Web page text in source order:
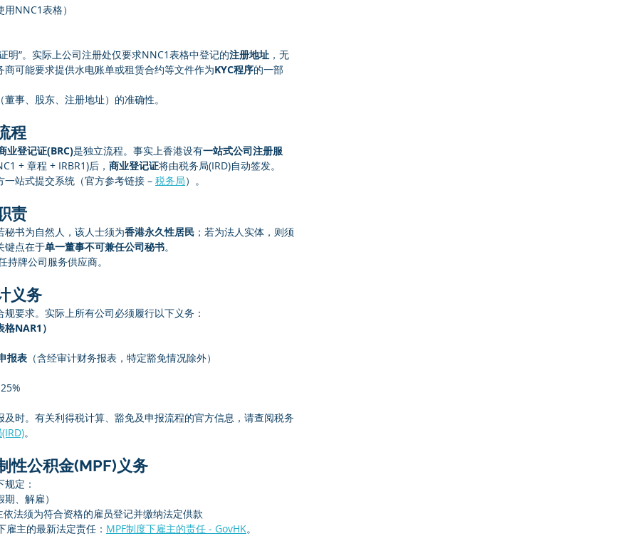
NNC1表格）
明”。实际上公司注册处仅要求NNC1表格中登记的注册地址 ，无
可能要求提供水电账单或租赁合约等文件作为KYC程序的一部
事、股东、注册地址）的准确性。
程
业登记证(BRC)是独立流程。事实上香港设有一站式公司注册服
+ 章程 + IRBR1)后， 商业登记证将由税务局(IRD)自动签发。
站式提交系统（官方参考链接 – 税务局）。
责
秘书为自然人，该人士须为香港永久性居民 ；若为法人实体，则须
键点在于单一董事不可兼任公司秘书。
持牌公司服务供应商。
义务
要求。实际上所有公司必须履行以下义务：
NAR1）
报表 （含经审计财务报表，特定豁免情况除外）
时。有关利得税计算、豁免及申报流程的官方信息，请查阅税务
。
性公积金(MPF)义务
定：
期、解雇）
依法须为符合资格的雇员登记并缴纳法定供款
雇主的最新法定责任： MPF制度下雇主的责任 ‒ GovHK。